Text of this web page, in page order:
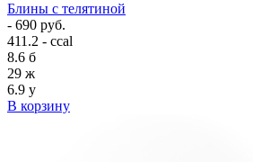
Блины с телятиной
- 690 руб.
411.2 - ccal
8.6 б
29 ж
6.9 у
В корзину